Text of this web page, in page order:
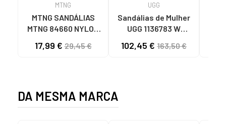
MTNG
MTNG SANDÁLIAS
MTNG 84660 NYLON
C59785 - - NYLON
17,99 €29,45 €
UGG
Sandálias de Mulher
UGG 1136783 W
CHESTNUT
102,45 € 163,50 €
DA MESMA MARCA